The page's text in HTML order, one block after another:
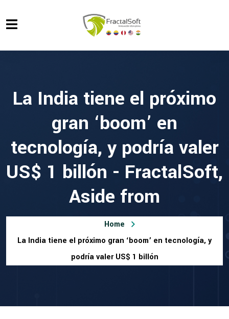
La India tiene el próximo
gran ‘boom’ en
tecnología, y podría valer
US$ 1 billón - FractalSoft,
Aside from
Home
La India tiene el próximo gran ‘boom’ en tecnología, y
podría valer US$ 1 billón